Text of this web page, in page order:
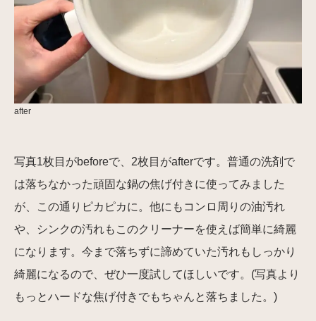
after
写真1枚目がbeforeで、2枚目がafterです。普通の洗剤で
は落ちなかった頑固な鍋の焦げ付きに使ってみました
が、この通りピカピカに。他にもコンロ周りの油汚れ
や、シンクの汚れもこのクリーナーを使えば簡単に綺麗
になります。今まで落ちずに諦めていた汚れもしっかり
綺麗になるので、ぜひ一度試してほしいです。(写真より
もっとハードな焦げ付きでもちゃんと落ちました。)